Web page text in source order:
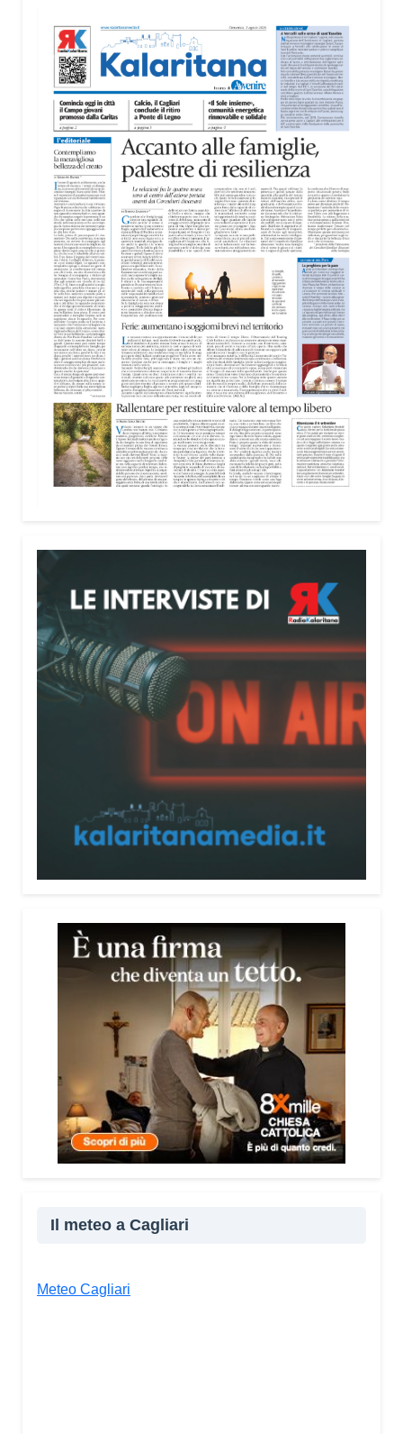
con disabilità nelle attività dell’OAMI al supporto nei
centri di accoglienza per migranti, dove
contribuiscono anche alla cura degli spazi comuni.
«Prendersi cura degli ambienti significa favorire
accoglienza e dignità», racconta Alessandro
Adimari.
Tra i partecipanti anche i seminaristi, impegnati
accanto agli anziani della casa di riposo Cristo Re.
«Un’esperienza di crescita umana e spirituale che
rafforza la vocazione al servizio», sottolinea
Cristiano Pani.
Il programma dedica spazio anche ai temi della
pace e della cooperazione nel Mediterraneo. Oggi
pomeriggio, alla Mediateca del Mediterraneo
(MEM), l’incontro con l’arcivescovo monsignor
Giuseppe Baturi ha approfondito il ruolo dei giovani
nella costruzione di ponti tra culture e popoli, con
un confronto inserito nel percorso “Cagliari Città
della Pace e del Mediterraneo”, progetto che
promuove il dialogo e la collaborazione tra le
libanese del Consiglio dei Giovani del
Mediterraneo della CEI: «Il campo è molto più di
un’esperienza di volontariato: è un’opportunità per
costruire relazioni attraverso il servizio, linguaggio
universale capace di unire persone diverse».
Condividi:
X WhatsApp
E-mail Stampa
Il meteo a Cagliari
Meteo Cagliari